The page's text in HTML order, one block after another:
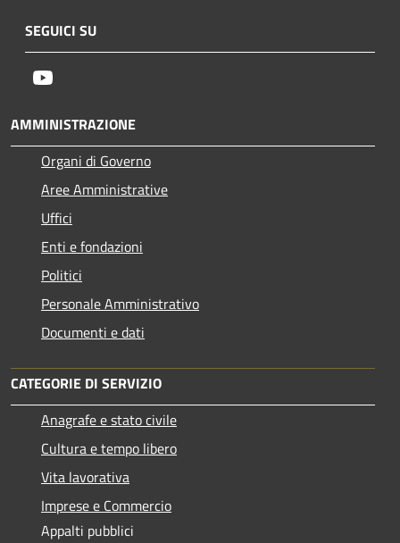
SEGUICI SU
AMMINISTRAZIONE
Organi di Governo
Aree Amministrative
Uffici
Enti e fondazioni
Politici
Personale Amministrativo
Documenti e dati
CATEGORIE DI SERVIZIO
Anagrafe e stato civile
Cultura e tempo libero
Vita lavorativa
Imprese e Commercio
Appalti pubblici